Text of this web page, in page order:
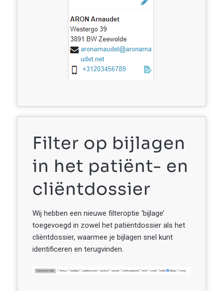
Filter op bijlagen
in het patiënt- en
cliëntdossier
Wij hebben een nieuwe filteroptie ‘bijlage’
toegevoegd in zowel het patiëntdossier als het
cliëntdossier, waarmee je bijlagen snel kunt
identificeren en terugvinden.